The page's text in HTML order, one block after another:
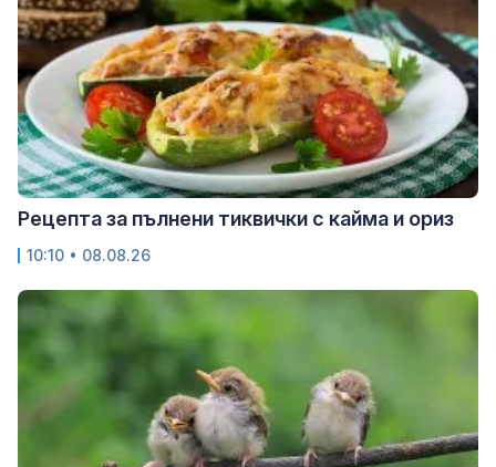
Рецепта за пълнени тиквички с кайма и ориз
10:10 • 08.08.26